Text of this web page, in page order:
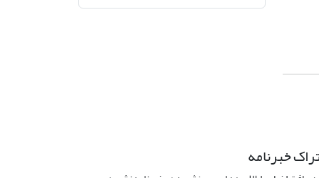
خبرنامه